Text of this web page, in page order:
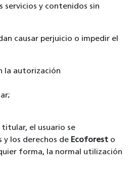
servicios y contenidos sin
causar perjuicio o impedir el
la autorización
titular, el usuario se
y los derechos de Ecoforest o
forma, la normal utilización